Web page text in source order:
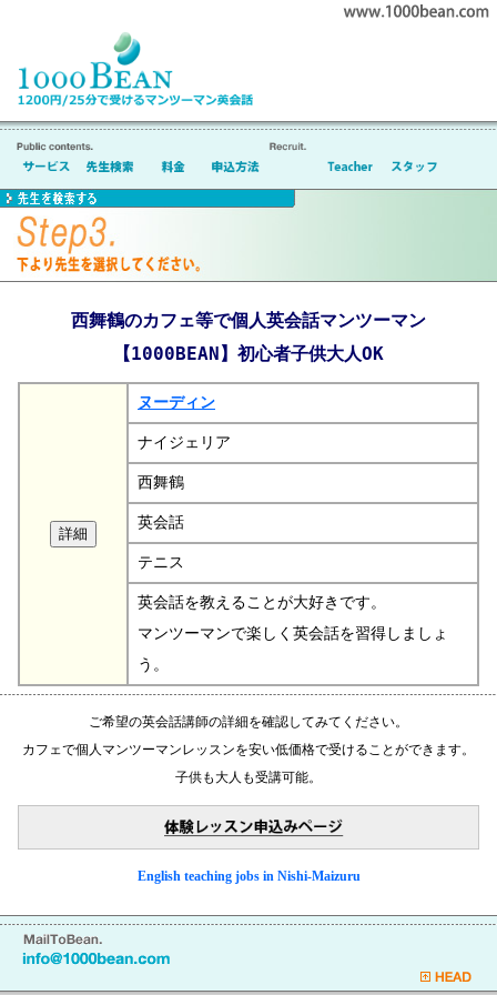
西舞鶴のカフェ等で個人英会話マンツーマン
【1000BEAN】初心者子供大人OK
ヌーディン
ナイジェリア
西舞鶴
英会話
テニス
英会話を教えることが大好きです。
マンツーマンで楽しく英会話を習得しましょ
う。
ご希望の英会話講師の詳細を確認してみてください。
カフェで個人マンツーマンレッスンを安い低価格で受けることができます。
子供も大人も受講可能。
English teaching jobs in Nishi-Maizuru